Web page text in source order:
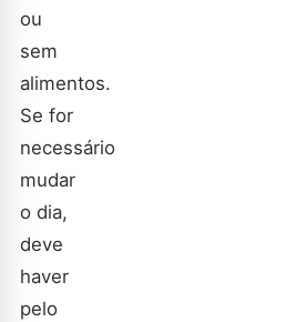
ou
sem
alimentos.
Se for
necessário
mudar
o dia,
deve
haver
pelo